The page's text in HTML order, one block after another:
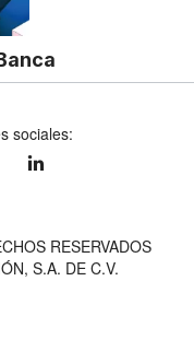
sociales:
ExpansionMex
RESERVADOS
S.A. DE C.V.